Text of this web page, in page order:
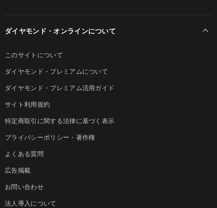
ダイヤモンド・オンラインについて
このサイトについて
ダイヤモンド・プレミアムについて
ダイヤモンド・プレミアム活用ガイド
サイト利用規約
特定商取引に関する法律に基づく表示
プライバシーポリシー・著作権
よくある質問
広告掲載
お問い合わせ
法人導入について